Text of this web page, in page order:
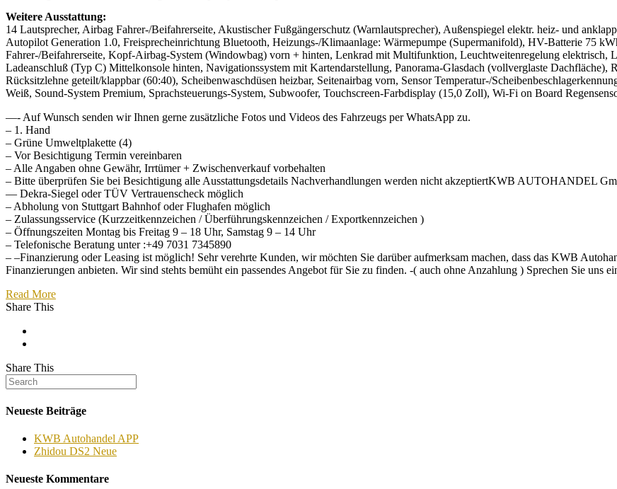
Weitere Ausstattung:
14 Lautsprecher, Airbag Fahrer-/Beifahrerseite, Akustischer Fußgängerschutz (Warnlautsprecher), Außenspiegel elektr. heiz- und
Autopilot Generation 1.0, Freisprecheinrichtung Bluetooth, Heizungs-/Klimaanlage: Wärmepumpe (Supermanifold), HV-Batterie 75
Fahrer-/Beifahrerseite, Kopf-Airbag-System (Windowbag) vorn + hinten, Lenkrad mit Multifunktion, Leuchtweitenregelung
Ladeanschluß (Typ C) Mittelkonsole hinten, Navigationssystem mit Kartendarstellung, Panorama-Glasdach (vollverglaste
Rücksitzlehne geteilt/klappbar (60:40), Scheibenwaschdüsen heizbar, Seitenairbag vorn, Sensor Temperatur-/
Weiß, Sound-System Premium, Sprachsteuerungs-System, Subwoofer, Touchscreen-Farbdisplay (15,0 Zoll), Wi-Fi on Board
—- Auf Wunsch senden wir Ihnen gerne zusätzliche Fotos und Videos des Fahrzeugs per WhatsApp zu.
– 1. Hand
– Grüne Umweltplakette (4)
– Vor Besichtigung Termin vereinbaren
– Alle Angaben ohne Gewähr, Irrtümer + Zwischenverkauf vorbehalten
– Bitte überprüfen Sie bei Besichtigung alle Ausstattungsdetails Nachverhandlungen werden nicht akzeptiertKWB AUTOHANDEL
— Dekra-Siegel oder TÜV Vertrauenscheck möglich
– Abholung von Stuttgart Bahnhof oder Flughafen möglich
– Zulassungsservice (Kurzzeitkennzeichen / Überführungskennzeichen / Exportkennzeichen )
– Öffnungszeiten Montag bis Freitag 9 – 18 Uhr, Samstag 9 – 14 Uhr
– Telefonische Beratung unter :+49 7031 7345890
– –Finanzierung oder Leasing ist möglich! Sehr verehrte Kunden, wir möchten Sie darüber aufmerksam machen, dass das KWB
Finanzierungen anbieten. Wir sind stehts bemüht ein passendes Angebot für Sie zu finden. -( auch ohne Anzahlung ) Sprechen Sie uns
Read More
Share This
Share This
Neueste Beiträge
KWB Autohandel APP
Zhidou DS2 Neue
Neueste Kommentare